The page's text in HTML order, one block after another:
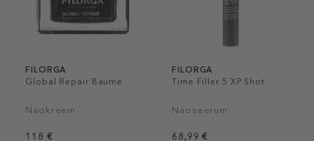
FILORGA
Global Repair Baume
Näokreem
118 €
FILORGA
Time Filler 5 XP Shot
Näoseerum
68,99 €